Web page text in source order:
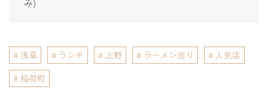
み)
浅草 ランチ 上野 ラーメン巡り
人気店
稲荷町